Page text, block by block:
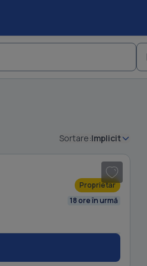
Sortare:Implicit
Proprietar
18 ore în urmă